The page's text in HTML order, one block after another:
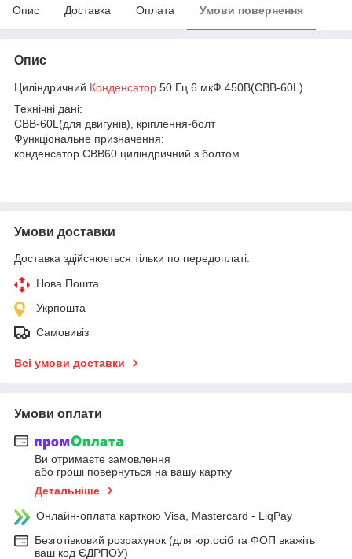
Опис Доставка Оплата Умови повернення
Опис
Циліндричний Конденсатор 50 Гц 6 мкФ 450В(CBB-60L)
Технічні дані:
CBB-60L(для двигунів), кріплення-болт
Функціональне призначення:
конденсатор CBB60 циліндричний з болтом
Умови доставки
Доставка здійснюється тільки по передоплаті.
Нова Пошта
Укрпошта
Самовивіз
Всі умови доставки
Умови оплати
Ви отримаєте замовлення
або гроші повернуться на вашу картку
Детальніше
Онлайн-оплата карткою Visa, Mastercard - LiqPay
Безготівковий розрахунок (для юр.осіб та ФОП вкажіть
ваш код ЄДРПОУ)